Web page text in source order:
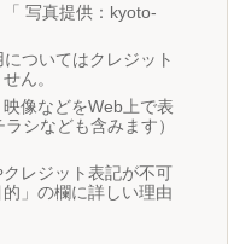
写真提供：kyoto-
ついてはクレジット
ん。
像などをWeb上で表
シなども含みます）
レジット表記が不可
」の欄に詳しい理由